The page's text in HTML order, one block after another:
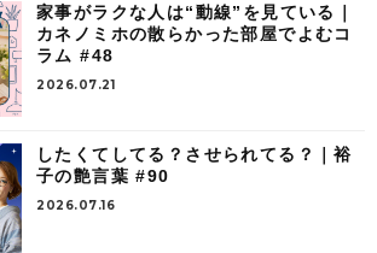
家事がラクな人は“動線”を見ている｜
カネノミホの散らかった部屋でよむコ
ラム #48
2026.07.21
したくてしてる？させられてる？｜裕
子の艶言葉 #90
2026.07.16